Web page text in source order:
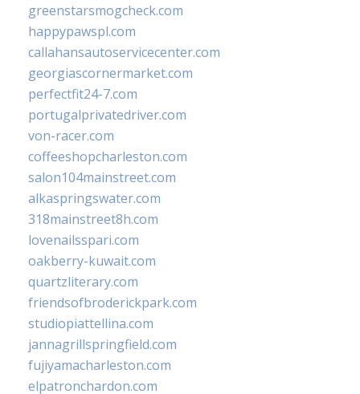
greenstarsmogcheck.com
happypawspl.com
callahansautoservicecenter.com
georgiascornermarket.com
perfectfit24-7.com
portugalprivatedriver.com
von-racer.com
coffeeshopcharleston.com
salon104mainstreet.com
alkaspringswater.com
318mainstreet8h.com
lovenailsspari.com
oakberry-kuwait.com
quartzliterary.com
friendsofbroderickpark.com
studiopiattellina.com
jannagrillspringfield.com
fujiyamacharleston.com
elpatronchardon.com